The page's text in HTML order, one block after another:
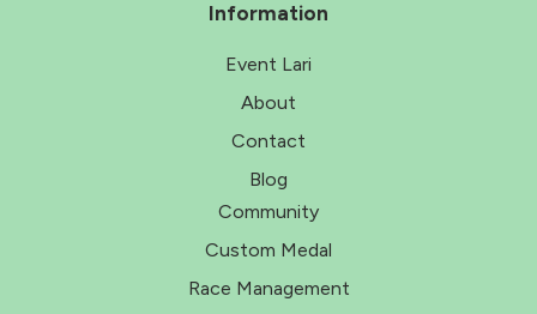
Information
Event Lari
About
Contact
Blog
Community
Custom Medal
Race Management